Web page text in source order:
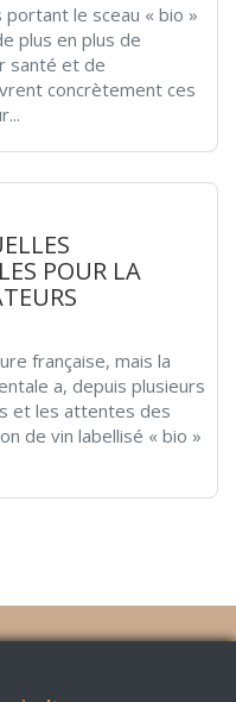
le sceau « bio »
plus en plus de
santé et de
concrètement ces
POUR LA
française, mais la
a, depuis plusieurs
et les attentes des
de vin labellisé « bio »